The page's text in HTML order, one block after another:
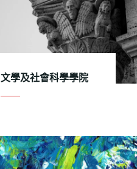
文學及社會科學學院